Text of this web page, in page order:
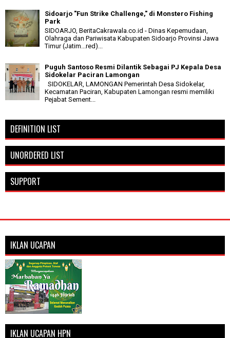
Sidoarjo "Fun Strike Challenge," di Monstero Fishing
Park
SIDOARJO, BeritaCakrawala.co.id - Dinas Kepemudaan,
Olahraga dan Pariwisata Kabupaten Sidoarjo Provinsi Jawa
Timur (Jatim...red)...
Puguh Santoso Resmi Dilantik Sebagai PJ Kepala Desa
Sidokelar Paciran Lamongan
SIDOKELAR, LAMONGAN Pemerintah Desa Sidokelar,
Kecamatan Paciran, Kabupaten Lamongan resmi memiliki
Pejabat Sement...
DEFINITION LIST
UNORDERED LIST
SUPPORT
IKLAN UCAPAN
IKLAN UCAPAN HPN